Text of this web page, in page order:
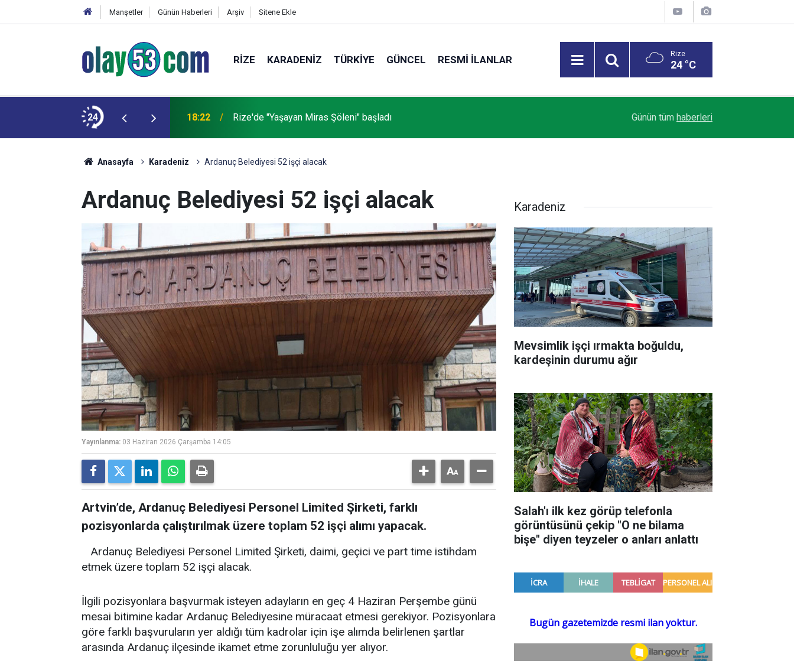
Manşetler Günün Haberleri Arşiv Sitene Ekle
RIZE KARADENIZ TÜRKIYE GÜNCEL RESMI İLANLAR Rize
24 °C
24
durumu ağır 18:22 Rize'de "Yaşayan Miras Şöleni" başladı Günün tüm haberleri
Anasayfa Karadeniz Ardanuç Belediyesi 52 işçi alacak
Ardanuç Belediyesi 52 işçi alacak
Yayınlanma: 03 Haziran 2026 Çarşamba 14:05
Artvin’de, Ardanuç Belediyesi Personel Limited Şirketi, farklı
pozisyonlarda çalıştırılmak üzere toplam 52 işçi alımı yapacak.
Ardanuç Belediyesi Personel Limited Şirketi, daimi, geçici ve part time istihdam
etmek üzere toplam 52 işçi alacak.
İlgili pozisyonlara başvurmak isteyen adayların en geç 4 Haziran Perşembe günü
mesai bitimine kadar Ardanuç Belediyesine müracaat etmesi gerekiyor. Pozisyonlara
göre farklı başvuruların yer aldığı tüm kadrolar için işe alımda belirlenen şartlar
arasında Ardanuç ilçesinde ikamet etme zorunluluğu yer alıyor.
Karadeniz
Mevsimlik işçi ırmakta boğuldu,
kardeşinin durumu ağır
Salah'ı ilk kez görüp telefonla
görüntüsünü çekip "O ne bilama
bişe" diyen teyzeler o anları anlattı